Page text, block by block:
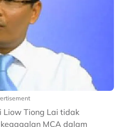
Liow Tiong Lai tidak
MCA dalam